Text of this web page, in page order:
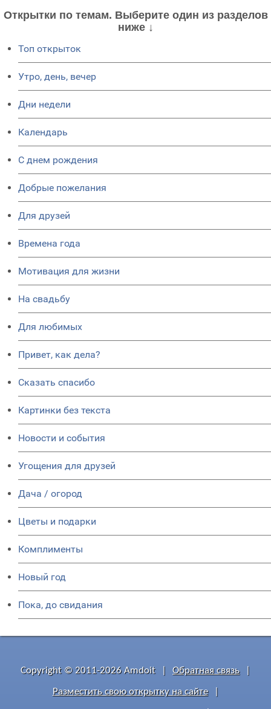
Открытки по темам. Выберите один из разделов
ниже ↓
Топ открыток
Утро, день, вечер
Дни недели
Календарь
C днем рождения
Добрые пожелания
Для друзей
Времена года
Мотивация для жизни
На свадьбу
Для любимых
Привет, как дела?
Сказать спасибо
Картинки без текста
Новости и события
Угощения для друзей
Дача / огород
Цветы и подарки
Комплименты
Новый год
Пока, до свидания
Copyright © 2011-2026 Amdoit Обратная связь
Разместить свою открытку на сайте